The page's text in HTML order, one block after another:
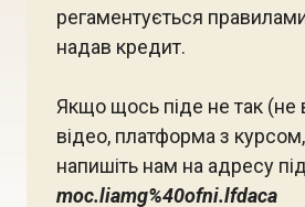
регаментується
надав кредит.
Якщо щось піде не так (не
відео, платформа з
напишіть нам на адресу
moc.liamg%40ofni.lfdaca